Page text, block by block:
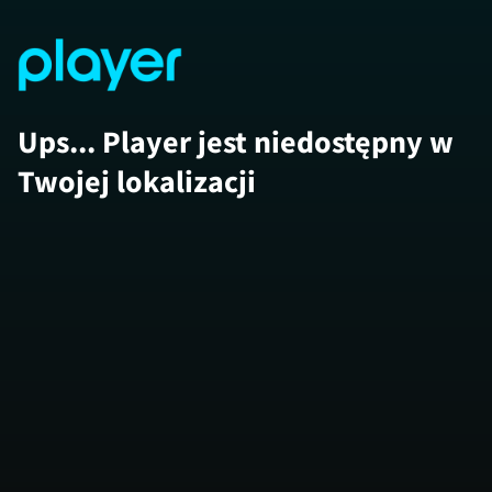
Ups... Player jest niedostępny w
Twojej lokalizacji